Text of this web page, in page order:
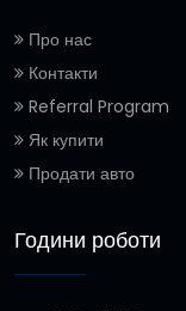
Про нас
Контакти
Referral Program
Як купити
Продати авто
Години роботи